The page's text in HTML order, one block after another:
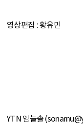
영상편집 : 황유민
YTN 임늘솔